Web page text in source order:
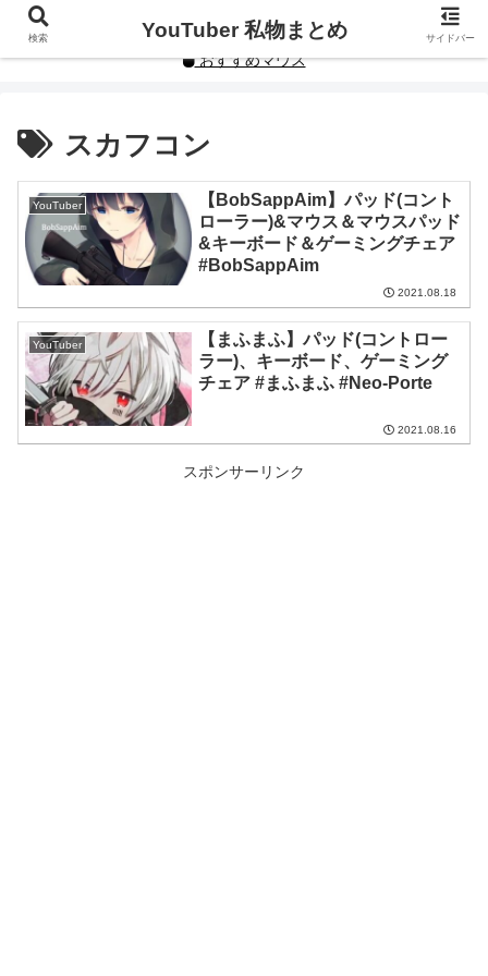
YouTuberや人気インフルエンサーの私物まとめです。
おすすめマウス
スカフコン
YouTuber
【BobSappAim】パッド(コント
ローラー)&マウス＆マウスパッド
&キーボード＆ゲーミングチェア
#BobSappAim
2021.08.18
YouTuber
【まふまふ】パッド(コントロー
ラー)、キーボード、ゲーミング
チェア #まふまふ #Neo-Porte
2021.08.16
スポンサーリンク
検索 YouTuber 私物まとめ サイドバー